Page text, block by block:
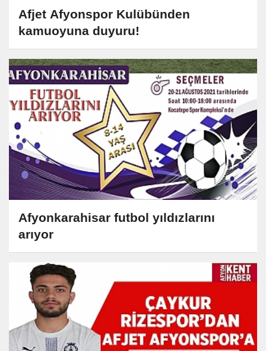
Afjet Afyonspor Kulübünden
kamuoyuna duyuru!
Afyonkarahisar futbol yıldızlarını
arıyor